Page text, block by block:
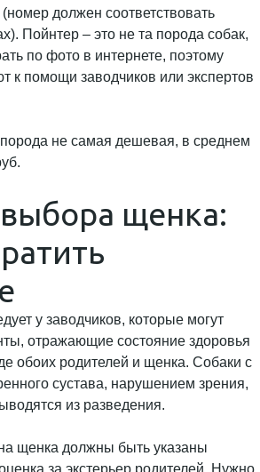
должен соответствовать
Пойнтер – это не та порода собак,
по фото в интернете, поэтому
к помощи заводчиков или экспертов
не самая дешевая, в среднем
щенка:
у заводчиков, которые могут
отражающие состояние здоровья
обоих родителей и щенка. Собаки с
сустава, нарушением зрения,
из разведения.
щенка должны быть указаны
за экстерьер родителей. Нужно